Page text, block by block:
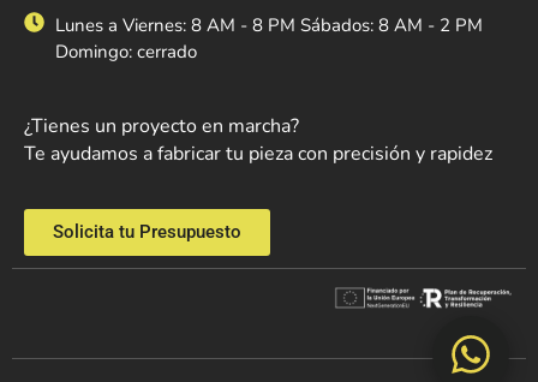
Lunes a Viernes: 8 AM - 8 PM Sábados: 8 AM - 2 PM
Domingo: cerrado
¿Tienes un proyecto en marcha?
Te ayudamos a fabricar tu pieza con precisión y rapidez
Solicita tu Presupuesto